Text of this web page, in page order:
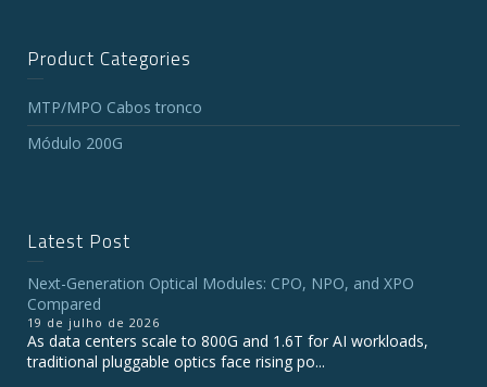
Product Categories
MTP/MPO Cabos tronco
Módulo 200G
Latest Post
Next-Generation Optical Modules: CPO, NPO, and XPO
Compared
19 de julho de 2026
As data centers scale to 800G and 1.6T for AI workloads,
traditional pluggable optics face rising po...